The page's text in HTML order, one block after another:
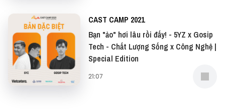
CAST CAMP 2021
Bạn "ảo" hơi lâu rồi đấy! - 5YZ x Gosip
Tech - Chất Lượng Sống x Công Nghệ |
Special Edition
21:07